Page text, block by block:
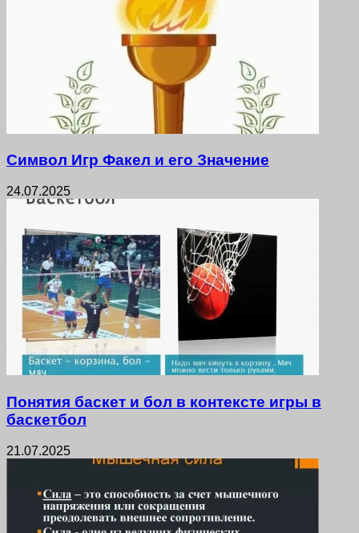
Символ Игр Факел и его Значение
24.07.2025
Понятия баскет и бол в контексте игры в
баскетбол
21.07.2025